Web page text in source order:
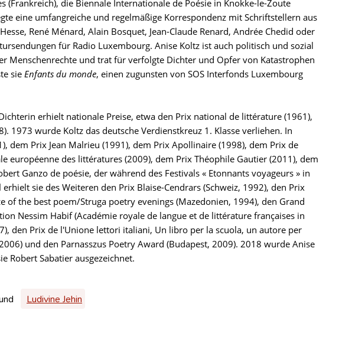
(Frankreich), die Biennale Internationale de Poésie in Knokke-le-Zoute
eine umfangreiche und regelmäßige Korrespondenz mit Schriftstellern aus
René Ménard, Alain Bosquet, Jean-Claude Renard, Andrée Chedid oder
für Radio Luxembourg. Anise Koltz ist auch politisch und sozial
Menschenrechte und trat für verfolgte Dichter und Opfer von Katastrophen
sie Enfants du monde, einen zugunsten von SOS Interfonds Luxembourg
erhielt nationale Preise, etwa den Prix national de littérature (1961),
1973 wurde Koltz das deutsche Verdienstkreuz 1. Klasse verliehen. In
dem Prix Jean Malrieu (1991), dem Prix Apollinaire (1998), dem Prix de
européenne des littératures (2009), dem Prix Théophile Gautier (2011), dem
Ganzo de poésie, der während des Festivals « Etonnants voyageurs » in
sie des Weiteren den Prix Blaise-Cendrars (Schweiz, 1992), den Prix
of the best poem/Struga poetry evenings (Mazedonien, 1994), den Grand
Nessim Habif (Académie royale de langue et de littérature françaises in
den Prix de l'Unione lettori italiani, Un libro per la scuola, un autore per
und den Parnasszus Poetry Award (Budapest, 2009). 2018 wurde Anise
Robert Sabatier ausgezeichnet.
Ludivine Jehin